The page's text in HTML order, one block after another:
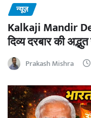
न्यूज़
Kalkaji Mandir
दिव्य दरबार की अद्भुत
Prakash Mishra